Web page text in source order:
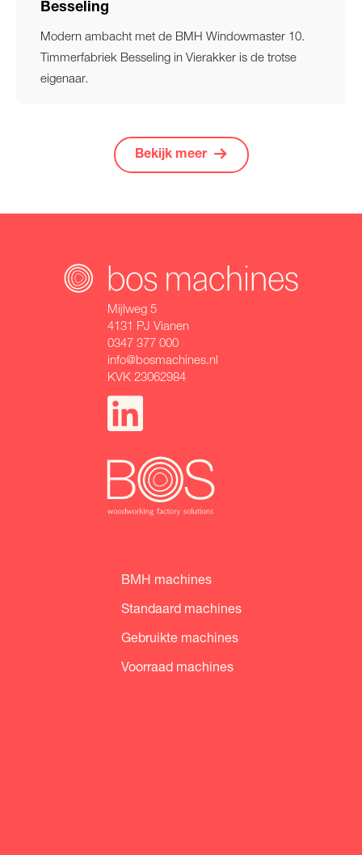
Besseling
Modern ambacht met de BMH Windowmaster 10.
Timmerfabriek Besseling in Vierakker is de trotse
eigenaar.
Bekijk meer
Mijlweg 5
4131 PJ Vianen
0347 377 000
info@bosmachines.nl
KVK 23062984
BMH machines
Standaard machines
Gebruikte machines
Voorraad machines